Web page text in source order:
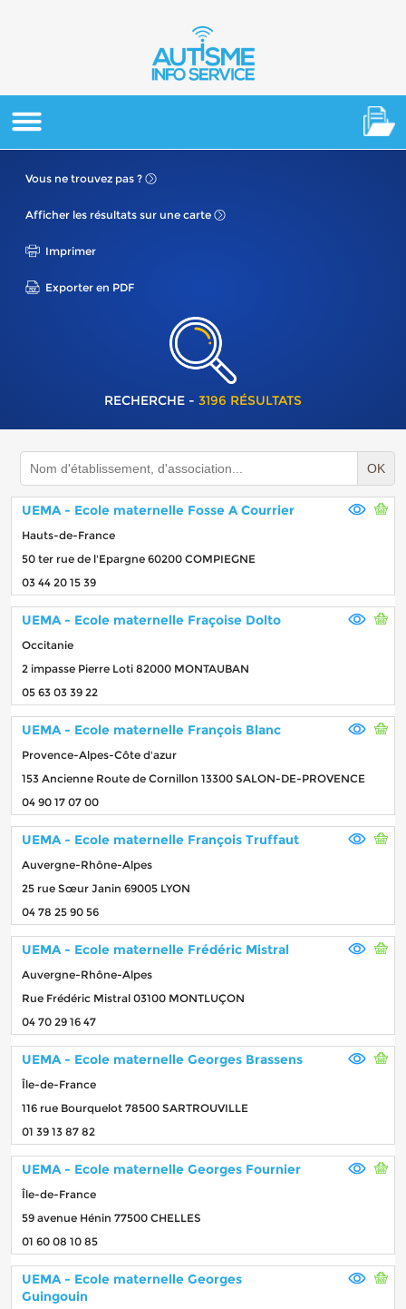
Vous ne trouvez pas ?
Afficher les résultats sur une carte
Imprimer
Exporter en PDF
RECHERCHE - 3196 RÉSULTATS
OK
UEMA - Ecole maternelle Fosse A Courrier
Hauts-de-France
50 ter rue de l'Epargne 60200 COMPIEGNE
03 44 20 15 39
UEMA - Ecole maternelle Fraçoise Dolto
Occitanie
2 impasse Pierre Loti 82000 MONTAUBAN
05 63 03 39 22
UEMA - Ecole maternelle François Blanc
Provence-Alpes-Côte d'azur
153 Ancienne Route de Cornillon 13300 SALON-DE-PROVENCE
04 90 17 07 00
UEMA - Ecole maternelle François Truffaut
Auvergne-Rhône-Alpes
25 rue Sœur Janin 69005 LYON
04 78 25 90 56
UEMA - Ecole maternelle Frédéric Mistral
Auvergne-Rhône-Alpes
Rue Frédéric Mistral 03100 MONTLUÇON
04 70 29 16 47
UEMA - Ecole maternelle Georges Brassens
Île-de-France
116 rue Bourquelot 78500 SARTROUVILLE
01 39 13 87 82
UEMA - Ecole maternelle Georges Fournier
Île-de-France
59 avenue Hénin 77500 CHELLES
01 60 08 10 85
UEMA - Ecole maternelle Georges
Guingouin